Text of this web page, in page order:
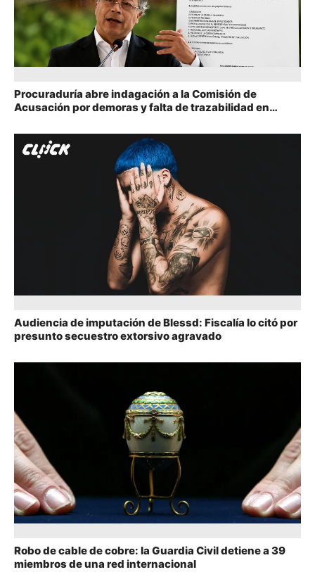
Procuraduría abre indagación a la Comisión de
Acusación por demoras y falta de trazabilidad en
Audiencia de imputación de Blessd: Fiscalía lo citó por
presunto secuestro extorsivo agravado
Robo de cable de cobre: la Guardia Civil detiene a 39
miembros de una red internacional